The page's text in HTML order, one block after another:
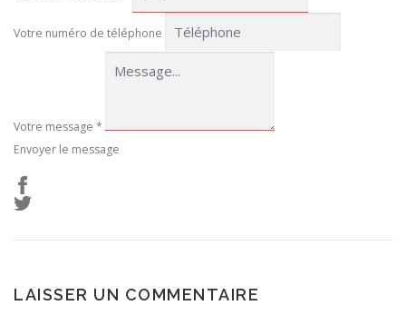
Votre numéro de téléphone
Votre message *
Envoyer le message
LAISSER UN COMMENTAIRE